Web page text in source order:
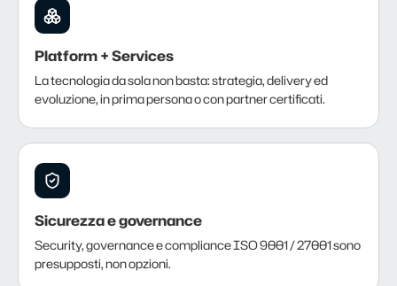
Platform + Services
La tecnologia da sola non basta: strategia, delivery ed
evoluzione, in prima persona o con partner certificati.
Sicurezza e governance
Security, governance e compliance ISO 9001 / 27001 sono
presupposti, non opzioni.